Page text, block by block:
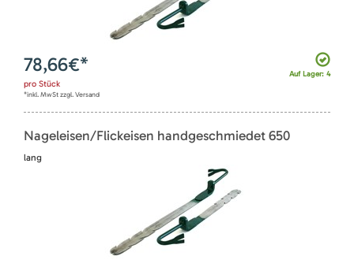
Auf Lager: 4
78,66€*
pro Stück
*inkl. MwSt zzgl. Versand
Nageleisen/Flickeisen handgeschmiedet 650
lang